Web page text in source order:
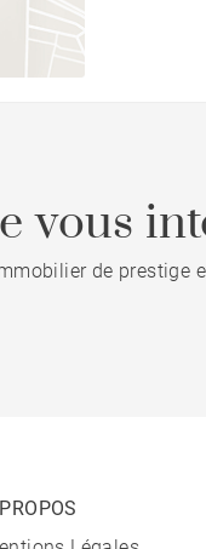
vous
de prestige